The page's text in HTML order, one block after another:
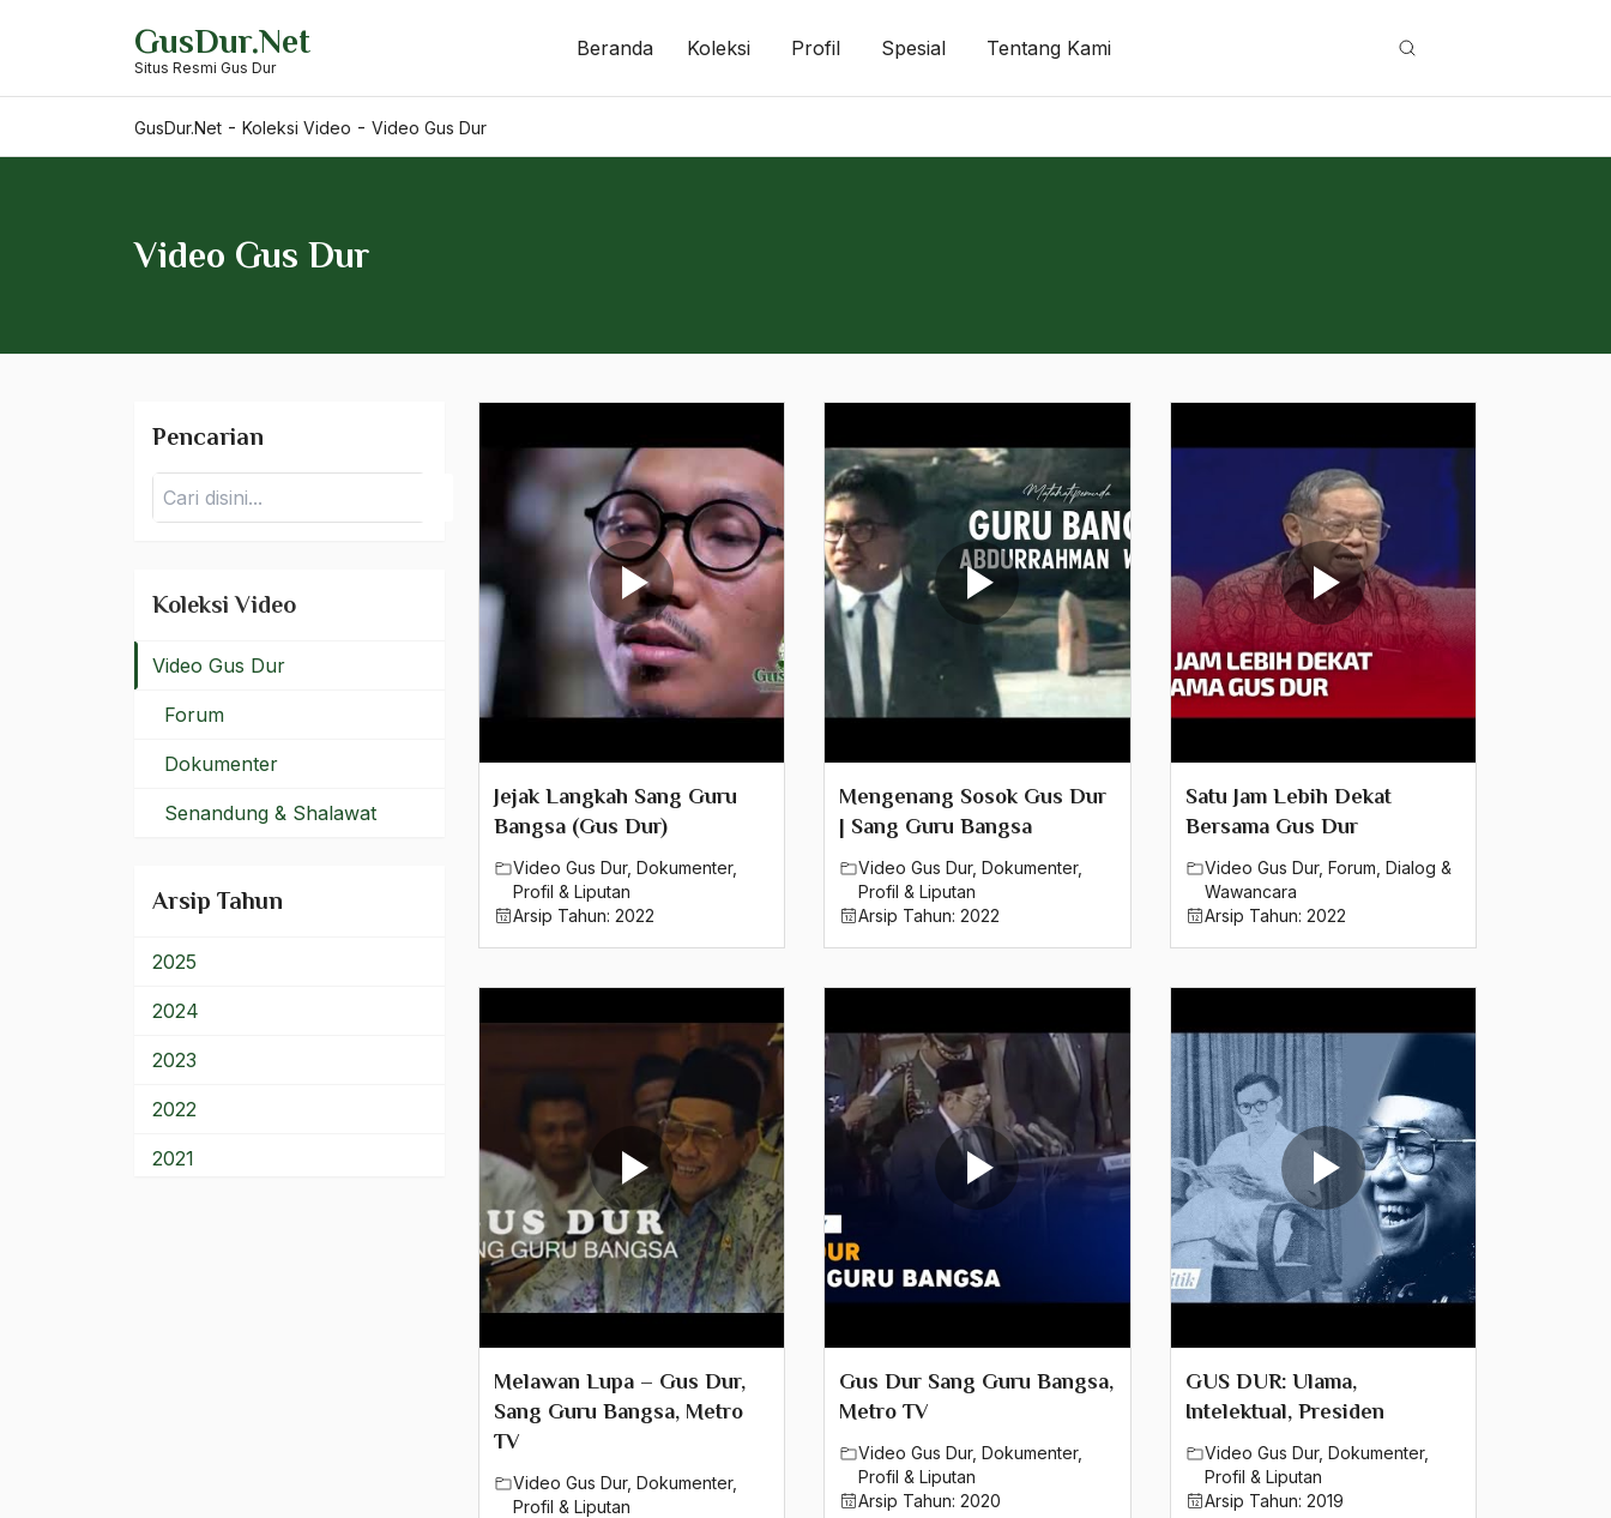
GusDur.Net
Situs Resmi Gus Dur
Beranda Koleksi Profil Spesial Tentang Kami
GusDur.Net - Koleksi Video - Video Gus Dur
Video Gus Dur
Jejak Langkah Sang Guru
Bangsa (Gus Dur)
Video Gus Dur, Dokumenter,
Profil & Liputan
Arsip Tahun: 2022
Mengenang Sosok Gus Dur
| Sang Guru Bangsa
Video Gus Dur,Dokumenter,
Profil & Liputan
Arsip Tahun:2022
Satu Jam Lebih Dekat
Bersama Gus Dur
Video Gus Dur, Forum Dialog &
Wawancara
Arsip Tahun: 2022
Melawan Lupa – Gus Dur,
Sang Guru Bangsa, Metro
TV
Video Gus Dur, Dokumenter,
Profil & Liputan
Gus Dur Sang Guru Bangsa,
Metro TV
Video Gus Dur,Dokumenter,
Profil & Liputan
Arsip Tahun:2020
GUS DUR: Ulama,
Intelektual, Presiden
Video Gus Dur, Dokumenter,
Profil & Liputan
Arsip Tahun: 2019
Pencarian
Pencarian
Koleksi Video
Video Gus Dur
Forum
Dokumenter
Senandung & Shalawat
Arsip Tahun
2025
2024
2023
2022
2021